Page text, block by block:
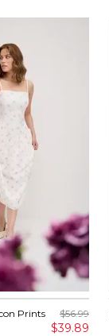
Prints
$56.99
$39.89